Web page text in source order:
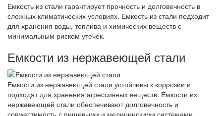
Емкость из стали гарантирует прочность и долговечность в
сложных климатических условиях. Емкость из стали подходит
для хранения воды, топлива и химических веществ с
минимальным риском утечек.
Емкости из нержавеющей стали
Емкости из нержавеющей стали устойчивы к коррозии и
подходят для хранения агрессивных веществ. Емкости из
нержавеющей стали обеспечивают долговечность и